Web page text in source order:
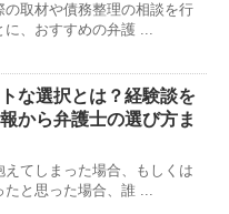
の取材や債務整理の相談を行
に、おすすめの弁護 ...
な選択とは？経験談を
から弁護士の選び方ま
えてしまった場合、もしくは
たと思った場合、誰 ...